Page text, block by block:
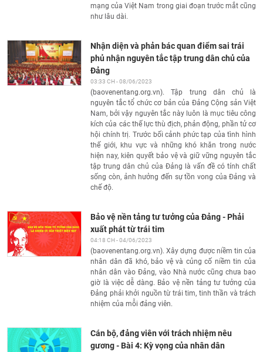
mạng của Việt Nam trong giai đoạn trước mắt cũng
như lâu dài.
Nhận diện và phản bác quan điểm sai trái
phủ nhận nguyên tắc tập trung dân chủ của
Đảng
03:33 CH - 08/06/2023
(baovenentang.org.vn). Tập trung dân chủ là
nguyên tắc tổ chức cơ bản của Đảng Cộng sản Việt
Nam, bởi vậy nguyên tắc này luôn là mục tiêu công
kích của các thế lực thù địch, phản động, phần tử cơ
hội chính trị. Trước bối cảnh phức tạp của tình hình
thế giới, khu vực và những khó khăn trong nước
hiện nay, kiên quyết bảo vệ và giữ vững nguyên tắc
tập trung dân chủ của Đảng là vấn đề có tính chất
sống còn, ảnh hưởng đến sự tồn vong của Đảng và
chế độ.
Bảo vệ nền tảng tư tưởng của Đảng - Phải
xuất phát từ trái tim
04:18 CH - 04/06/2023
(baovenentang.org.vn). Xây dựng được niềm tin của
nhân dân đã khó, bảo vệ và củng cố niềm tin của
nhân dân vào Đảng, vào Nhà nước cũng chưa bao
giờ là việc dễ dàng. Bảo vệ nền tảng tư tưởng của
Đảng phải khởi nguồn từ trái tim, tinh thần và trách
nhiệm của mỗi đảng viên.
Cán bộ, đảng viên với trách nhiệm nêu
gương - Bài 4: Kỳ vọng của nhân dân